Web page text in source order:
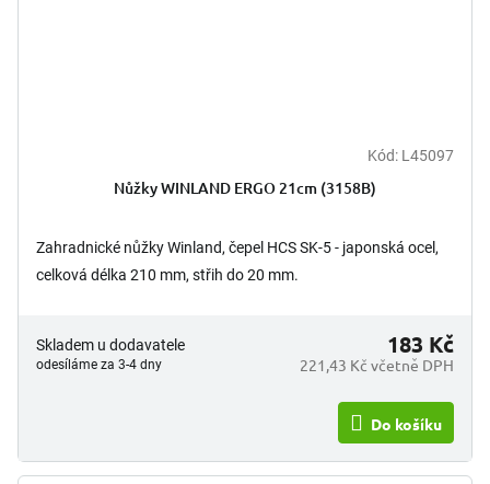
Kód: L45097
Nůžky WINLAND ERGO 21cm (3158B)
Zahradnické nůžky Winland, čepel HCS SK-5 - japonská ocel,
celková délka 210 mm, střih do 20 mm.
Skladem u dodavatele
odesíláme za 3-4 dny 221,43 Kč včetně DPH
183 Kč
Do košíku